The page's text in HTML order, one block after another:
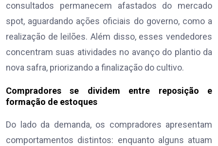
consultados permanecem afastados do mercado
spot, aguardando ações oficiais do governo, como a
realização de leilões. Além disso, esses vendedores
concentram suas atividades no avanço do plantio da
nova safra, priorizando a finalização do cultivo.
Compradores se dividem entre reposição e
formação de estoques
Do lado da demanda, os compradores apresentam
comportamentos distintos: enquanto alguns atuam